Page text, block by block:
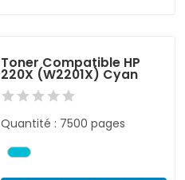
Toner Compatible HP
220X (W2201X) Cyan
Quantité : 7500 pages